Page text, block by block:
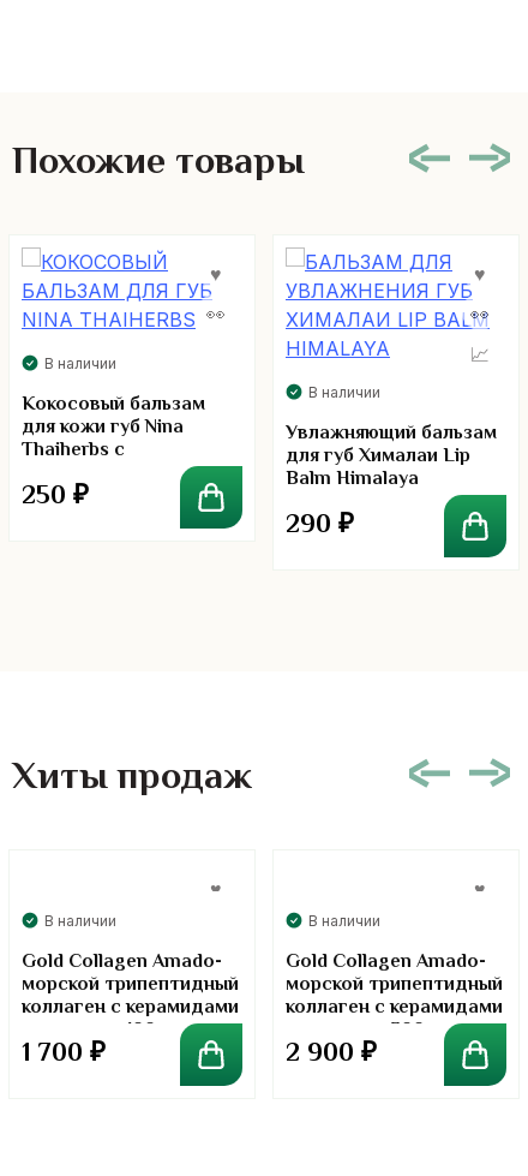
Похожие товары
В наличии
Кокосовый бальзам
для кожи губ Nina
Thaiherbs с
эффектом
250 ₽
В наличии
Увлажняющий бальзам
для губ Хималаи Lip
Balm Himalaya
290 ₽
Хиты продаж
В наличии
Gold Collagen Amado-
морской трипептидный
коллаген с керамидами
в порошке. 100 грамм
1 700 ₽
В наличии
Gold Collagen Amado-
морской трипептидный
коллаген с керамидами
в порошке. 300 грамм
2 900 ₽